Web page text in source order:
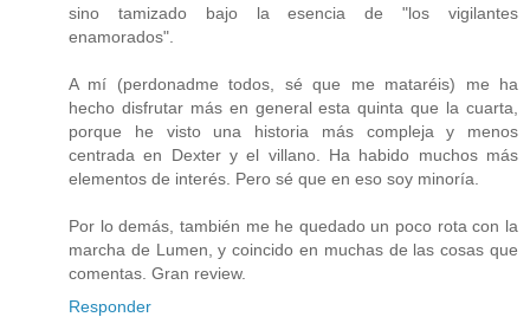
sino tamizado bajo la esencia de "los vigilantes
enamorados".
A mí (perdonadme todos, sé que me mataréis) me ha
hecho disfrutar más en general esta quinta que la cuarta,
porque he visto una historia más compleja y menos
centrada en Dexter y el villano. Ha habido muchos más
elementos de interés. Pero sé que en eso soy minoría.
Por lo demás, también me he quedado un poco rota con la
marcha de Lumen, y coincido en muchas de las cosas que
comentas. Gran review.
Responder